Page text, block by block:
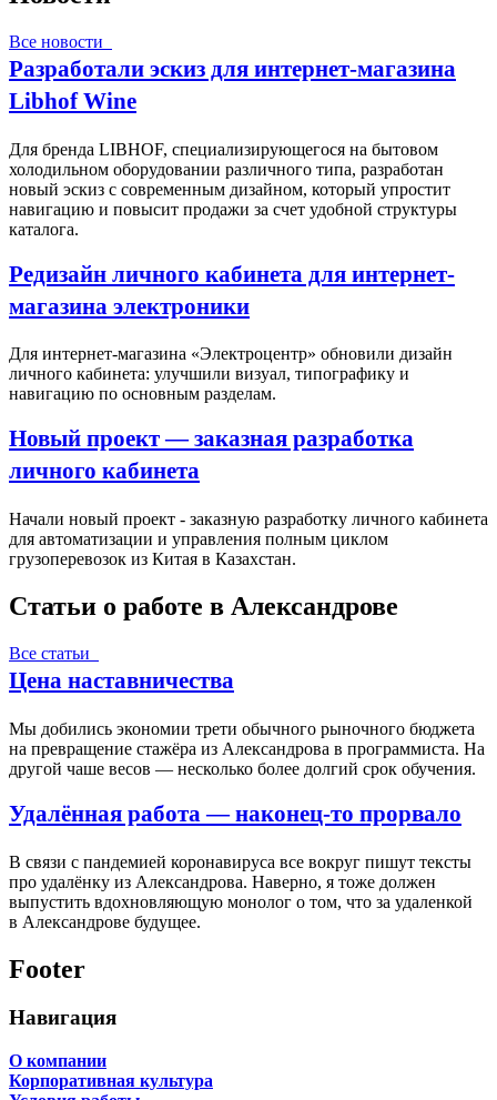
Все новости
Разработали эскиз для интернет-магазина
Libhof Wine
Для бренда LIBHOF, специализирующегося на бытовом
холодильном оборудовании различного типа, разработан
новый эскиз с современным дизайном, который упростит
навигацию и повысит продажи за счет удобной структуры
каталога.
Редизайн личного кабинета для интернет-
магазина электроники
Для интернет-магазина «Электроцентр» обновили дизайн
личного кабинета: улучшили визуал, типографику и
навигацию по основным разделам.
Новый проект — заказная разработка
личного кабинета
Начали новый проект - заказную разработку личного кабинета
для автоматизации и управления полным циклом
грузоперевозок из Китая в Казахстан.
Статьи о работе в Александрове
Все статьи
Цена наставничества
Мы добились экономии трети обычного рыночного бюджета
на превращение стажёра из Александрова в программиста. На
другой чаше весов — несколько более долгий срок обучения.
Удалённая работа — наконец-то прорвало
В связи с пандемией коронавируса все вокруг пишут тексты
про удалёнку из Александрова. Наверно, я тоже должен
выпустить вдохновляющую монолог о том, что за удаленкой
в Александрове будущее.
Footer
Навигация
О компании
Корпоративная культура